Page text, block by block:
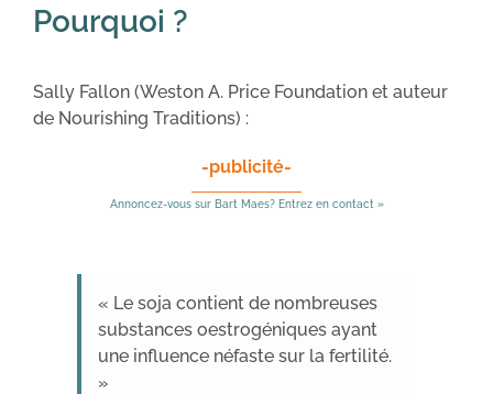
Pourquoi ?
Sally Fallon (Weston A. Price Foundation et auteur
de Nourishing Traditions) :
-publicité-
Annoncez-vous sur Bart Maes? Entrez en contact »
« Le soja contient de nombreuses
substances oestrogéniques ayant
une influence néfaste sur la fertilité.
»